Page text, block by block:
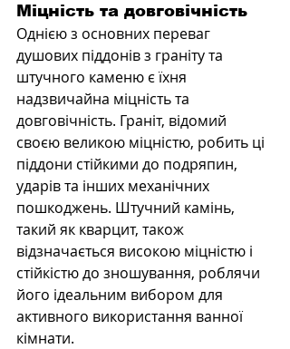
Міцність та довговічність
Однією з основних переваг
душових піддонів з граніту та
штучного каменю є їхня
надзвичайна міцність та
довговічність. Граніт, відомий
своєю великою міцністю, робить ці
піддони стійкими до подряпин,
ударів та інших механічних
пошкоджень. Штучний камінь,
такий як кварцит, також
відзначається високою міцністю і
стійкістю до зношування, роблячи
його ідеальним вибором для
активного використання ванної
кімнати.